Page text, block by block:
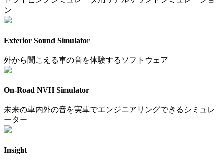
ン
Exterior Sound Simulator
外から聞こえる車の音を体験するソフトウェア
On-Road NVH Simulator
未来の車内外の音を実車でエンジニアリングできるシミュレ
ーター
Insight